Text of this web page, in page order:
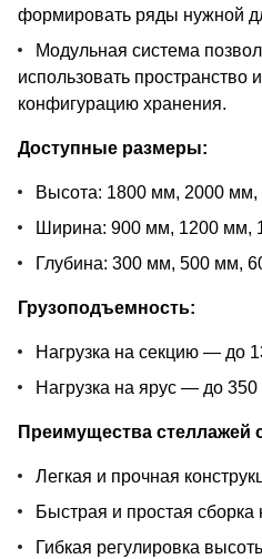
формировать ряды нужной
Модульная система
использовать пространство
конфигурацию хранения.
Доступные размеры:
Высота: 1800 мм, 2000
Ширина: 900 мм, 1200 мм,
Глубина: 300 мм, 500 мм,
Грузоподъемность:
Нагрузка на секцию — до
Нагрузка на ярус — до 350
Преимущества стеллажей
Легкая и прочная
Быстрая и простая сборка
Гибкая регулировка